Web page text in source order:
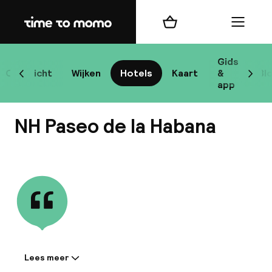
Home
Overzicht Wijken Hotels Kaart
Gids
&
app
Scroll naar links
Winkelmand Menu
NH Paseo de la Habana
Informatie gedeeld door de
Lees meer